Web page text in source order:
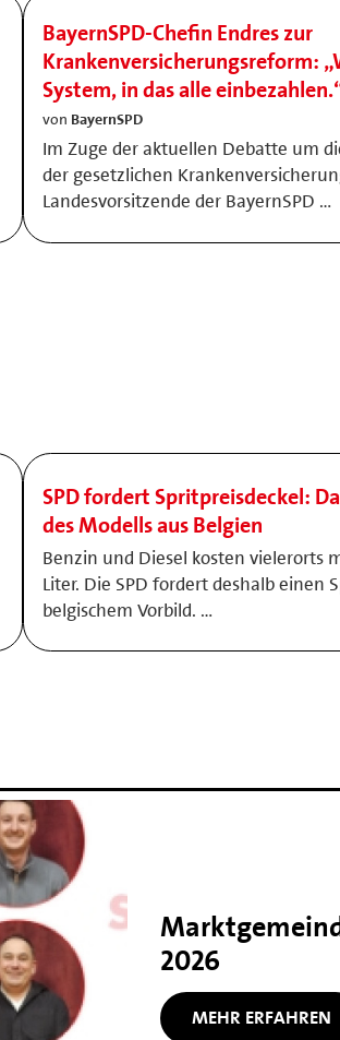
BayernSPD-Chefin Endres zur
Krankenversicherungsreform:
System, in das alle
von BayernSPD
Im Zuge der aktuellen Debatte um
der gesetzlichen
Landesvorsitzende der BayernSPD …
SPD fordert Spritpreisdeckel:
des Modells aus Belgien
Benzin und Diesel kosten vielerorts
Liter. Die SPD fordert deshalb einen
belgischem Vorbild. …
2026
MEHR ERFAHREN